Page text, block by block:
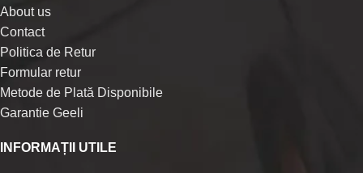
About us
Contact
Politica de Retur
Formular retur
Metode de Plată Disponibile
Garantie Geeli
INFORMAȚII UTILE